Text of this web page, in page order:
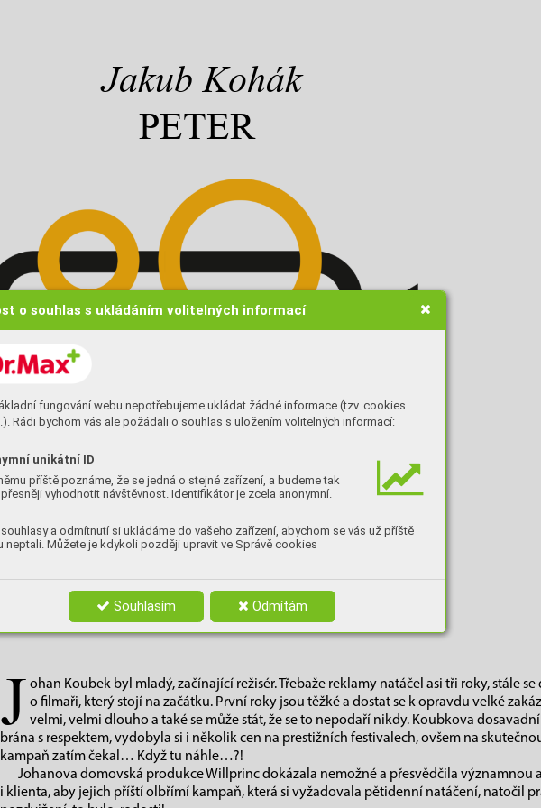
o souhlas s ukládáním volitelných informací
fungování webu nepotřebujeme ukládat žádné informace (tzv. cookies
Rádi bychom vás ale požádali o souhlas s uložením volitelných informací:
unikátní ID
příště poznáme, že se jedná o stejné zařízení, a budeme tak
vyhodnotit návštěvnost. Identifikátor je zcela anonymní.
a odmítnutí si ukládáme do vašeho zařízení, abychom se vás už příště
neptali. Můžete je kdykoli později upravit ve Správě cookies
Souhlasím Odmítám
Jakub Kohák
PETER
J ohan Koubek byl mladý, začínající režisér. Třebaže reklamy natáčel asi tři roky, stále
o filmaři, který stojí na začátku. První roky jsou těžké a dostat se k opravdu velké
velmi, velmi dlouho a také se může stát, že se to nepodaří nikdy. Koubkova
brána s respektem, vydobyla si i několik cen na prestižních festivalech, ovšem na
kampaň zatím čekal… Když tu náhle…?!
Johanova domovská produkce Willprinc dokázala nemožné a přesvědčila významnou
i klienta, aby jejich příští olbřímí kampaň, která si vyžadovala pětidenní natáčení, natočil